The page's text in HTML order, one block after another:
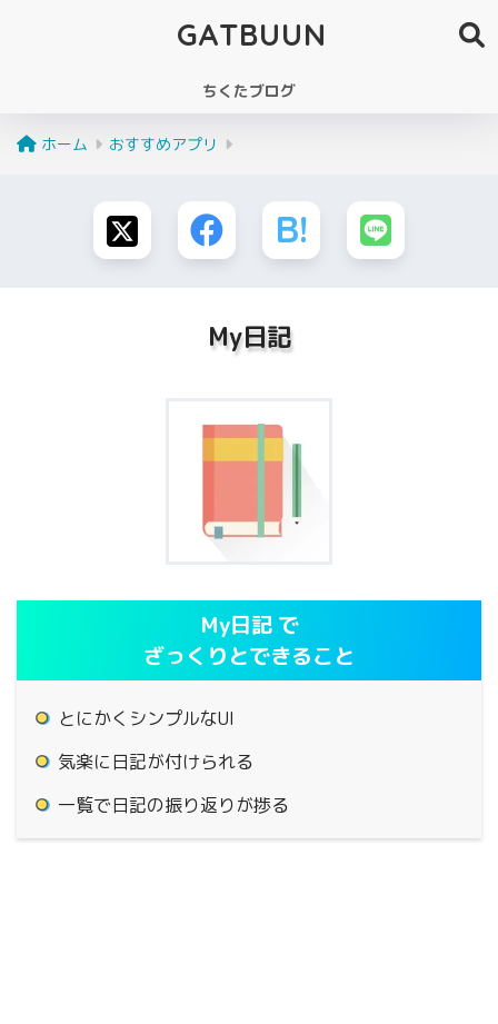
GATBUUN
ちくたブログ
ホーム おすすめアプリ
My日記
My日記 で
ざっくりとできること
とにかくシンプルなUI
気楽に日記が付けられる
一覧で日記の振り返りが捗る